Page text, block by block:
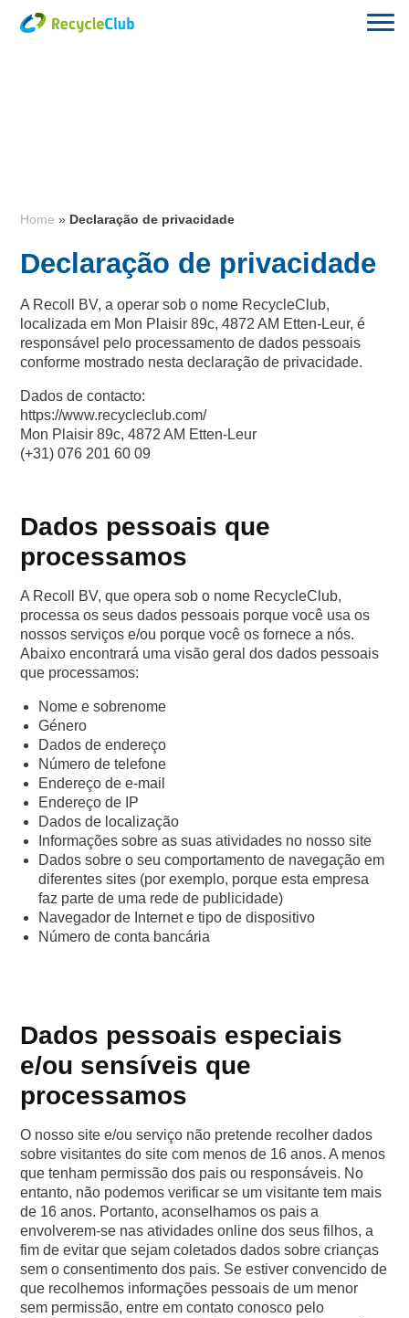
Home » Declaração de privacidade
Declaração de privacidade
A Recoll BV, a operar sob o nome RecycleClub,
localizada em Mon Plaisir 89c, 4872 AM Etten-Leur, é
responsável pelo processamento de dados pessoais
conforme mostrado nesta declaração de privacidade.
Dados de contacto:
https://www.recycleclub.com/
Mon Plaisir 89c, 4872 AM Etten-Leur
(+31) 076 201 60 09
Dados pessoais que
processamos
A Recoll BV, que opera sob o nome RecycleClub,
processa os seus dados pessoais porque você usa os
nossos serviços e/ou porque você os fornece a nós.
Abaixo encontrará uma visão geral dos dados pessoais
que processamos:
Nome e sobrenome
Género
Dados de endereço
Número de telefone
Endereço de e-mail
Endereço de IP
Dados de localização
Informações sobre as suas atividades no nosso site
Dados sobre o seu comportamento de navegação em
diferentes sites (por exemplo, porque esta empresa
faz parte de uma rede de publicidade)
Navegador de Internet e tipo de dispositivo
Número de conta bancária
Dados pessoais especiais
e/ou sensíveis que
processamos
O nosso site e/ou serviço não pretende recolher dados
sobre visitantes do site com menos de 16 anos. A menos
que tenham permissão dos pais ou responsáveis. No
entanto, não podemos verificar se um visitante tem mais
de 16 anos. Portanto, aconselhamos os pais a
envolverem-se nas atividades online dos seus filhos, a
fim de evitar que sejam coletados dados sobre crianças
sem o consentimento dos pais. Se estiver convencido de
que recolhemos informações pessoais de um menor
sem permissão, entre em contato conosco pelo